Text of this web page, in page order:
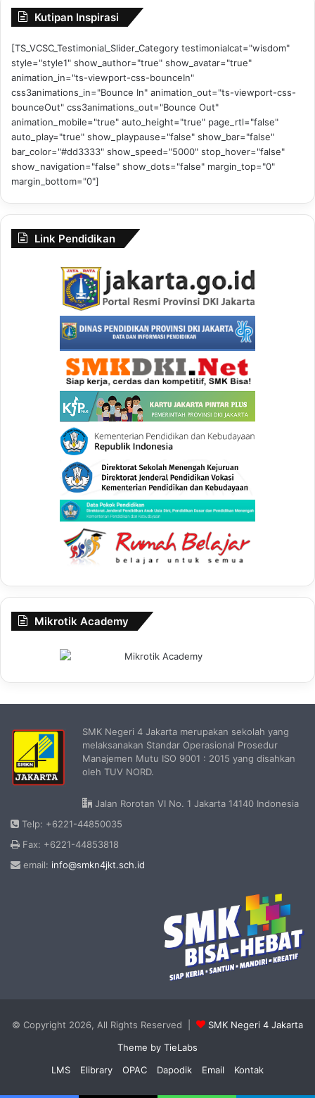
Kutipan Inspirasi
[TS_VCSC_Testimonial_Slider_Category testimonialcat="wisdom"
style="style1" show_author="true" show_avatar="true"
animation_in="ts-viewport-css-bounceIn"
css3animations_in="Bounce In" animation_out="ts-viewport-css-
bounceOut" css3animations_out="Bounce Out"
animation_mobile="true" auto_height="true" page_rtl="false"
auto_play="true" show_playpause="false" show_bar="false"
bar_color="#dd3333" show_speed="5000" stop_hover="false"
show_navigation="false" show_dots="false" margin_top="0"
margin_bottom="0"]
Link Pendidikan
Mikrotik Academy
SMK Negeri 4 Jakarta merupakan sekolah yang
melaksanakan Standar Operasional Prosedur
Manajemen Mutu ISO 9001 : 2015 yang disahkan
oleh TUV NORD.
Jalan Rorotan VI No. 1 Jakarta 14140 Indonesia
Telp: +6221-44850035
Fax: +6221-44853818
email: info@smkn4jkt.sch.id
© Copyright 2026, All Rights Reserved |
SMK Negeri 4 Jakarta
Theme by TieLabs
LMS
Elibrary OPAC Dapodik Email Kontak